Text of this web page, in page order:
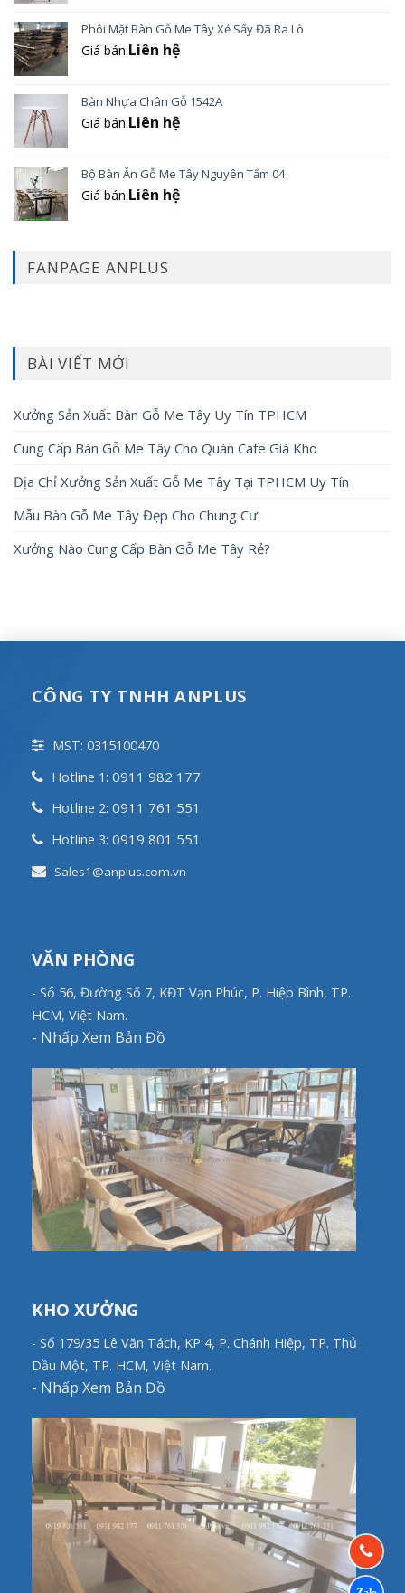
Phôi Mặt Bàn Gỗ Me Tây Xẻ Sấy Đã Ra Lò
Giá bán:Liên hệ
Bàn Nhựa Chân Gỗ 1542A
Giá bán:Liên hệ
Bộ Bàn Ăn Gỗ Me Tây Nguyên Tấm 04
Giá bán:Liên hệ
FANPAGE ANPLUS
BÀI VIẾT MỚI
Xưởng Sản Xuất Bàn Gỗ Me Tây Uy Tín TPHCM
Cung Cấp Bàn Gỗ Me Tây Cho Quán Cafe Giá Kho
Địa Chỉ Xưởng Sản Xuất Gỗ Me Tây Tại TPHCM Uy Tín
Mẫu Bàn Gỗ Me Tây Đẹp Cho Chung Cư
Xưởng Nào Cung Cấp Bàn Gỗ Me Tây Rẻ?
CÔNG TY TNHH ANPLUS
MST: 0315100470
Hotline 1: 0911 982 177
Hotline 2: 0911 761 551
Hotline 3: 0919 801 551
Sales1@anplus.com.vn
VĂN PHÒNG
- Số 56, Đường Số 7, KĐT Vạn Phúc, P. Hiệp Bình, TP.
HCM, Việt Nam.
- Nhấp Xem Bản Đồ
KHO XƯỞNG
- Số 179/35 Lê Văn Tách, KP 4, P. Chánh Hiệp, TP. Thủ
Dầu Một, TP. HCM, Việt Nam.
- Nhấp Xem Bản Đồ